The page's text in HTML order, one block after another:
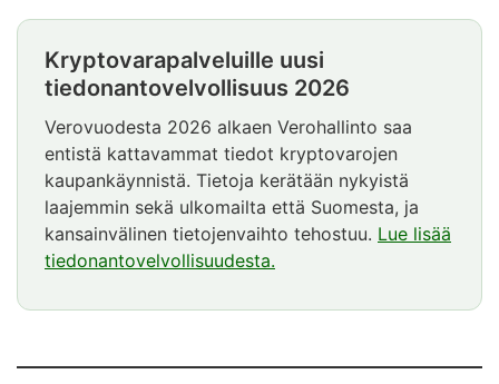
Huomio
alkaa.
Kryptovarapalveluille uusi
tiedonantovelvollisuus 2026
Verovuodesta 2026 alkaen Verohallinto saa
entistä kattavammat tiedot kryptovarojen
kaupankäynnistä. Tietoja kerätään nykyistä
laajemmin sekä ulkomailta että Suomesta, ja
kansainvälinen tietojenvaihto tehostuu. Lue lisää
tiedonantovelvollisuudesta.